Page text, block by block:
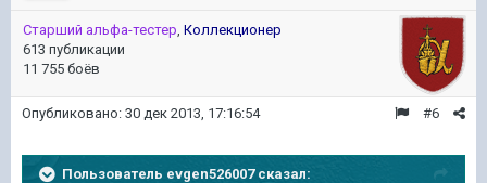
Старший альфа-тестер Коллекционер
613 публикации
11 755 боёв
#6
Опубликовано: 30 дек 2013, 17:16:54
Пользователь evgen526007 сказал: